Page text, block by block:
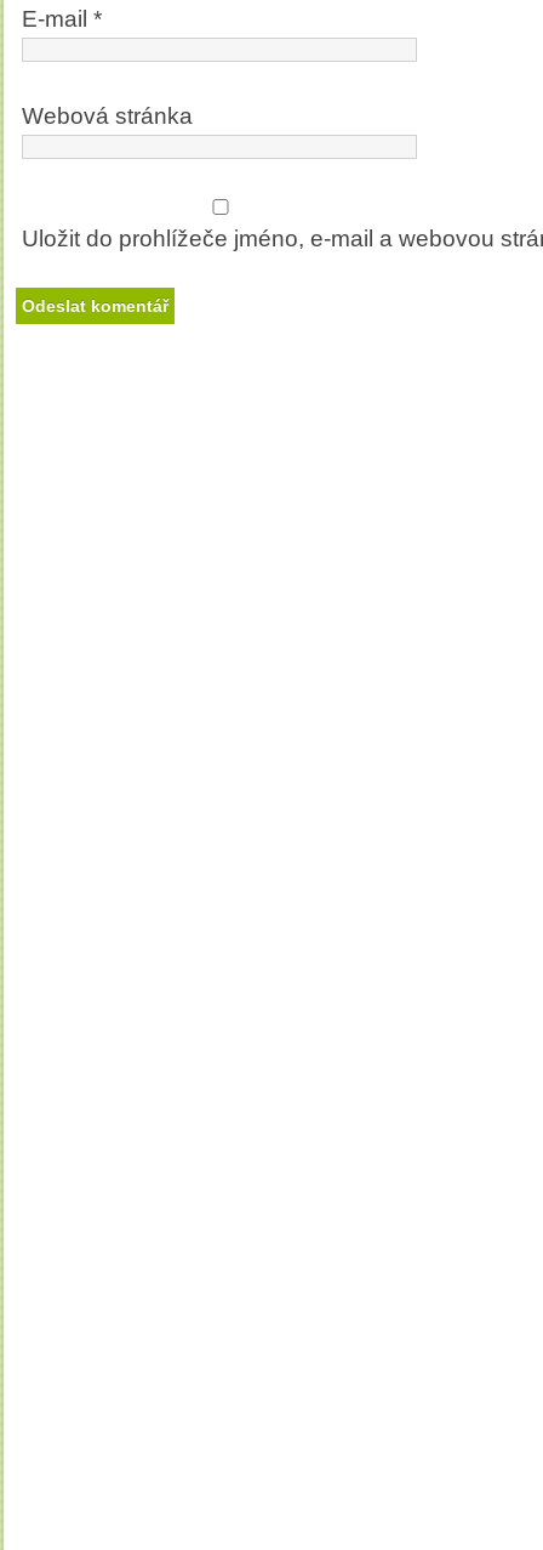
E-mail *
Webová stránka
Uložit do prohlížeče jméno, e-mail a webovou